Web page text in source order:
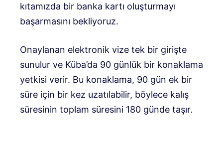
kıtamızda bir banka kartı oluşturmayı
başarmasını bekliyoruz.
Onaylanan elektronik vize tek bir girişte
sunulur ve Küba’da 90 günlük bir konaklama
yetkisi verir. Bu konaklama, 90 gün ek bir
süre için bir kez uzatılabilir, böylece kalış
süresinin toplam süresini 180 günde taşır.